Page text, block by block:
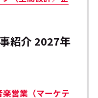
紹介 2027年
楽営業（マーケテ